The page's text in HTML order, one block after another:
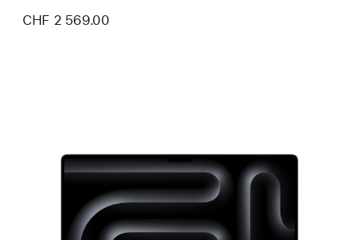
CHF 2 569.00